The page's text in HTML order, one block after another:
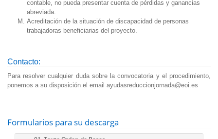
contable, no pueda presentar cuenta de pérdidas y ganancias
abreviada.
Acreditación de la situación de discapacidad de personas
trabajadoras beneficiarias del proyecto.
Contacto:
Para resolver cualquier duda sobre la convocatoria y el procedimiento,
ponemos a su disposición el email ayudasreduccionjornada@eoi.es
Formularios para su descarga